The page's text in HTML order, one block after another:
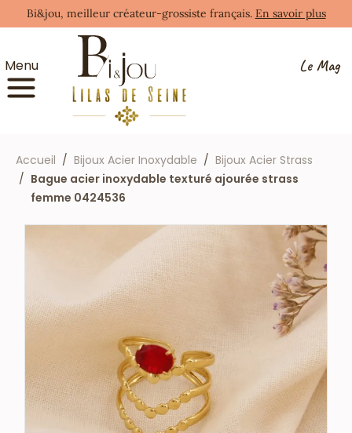
Bi&jou, meilleur créateur-grossiste français. En savoir plus
Menu Le Mag
Accueil Bijoux Acier Inoxydable
Bijoux Acier Strass
Bague acier inoxydable texturé ajourée strass
femme 0424536